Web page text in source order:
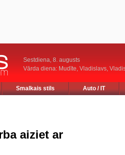
Sestdiena, 8. augusts
Vārda diena: Mudīte, Vladislavs,
Smalkais stils Auto / IT
aiziet ar